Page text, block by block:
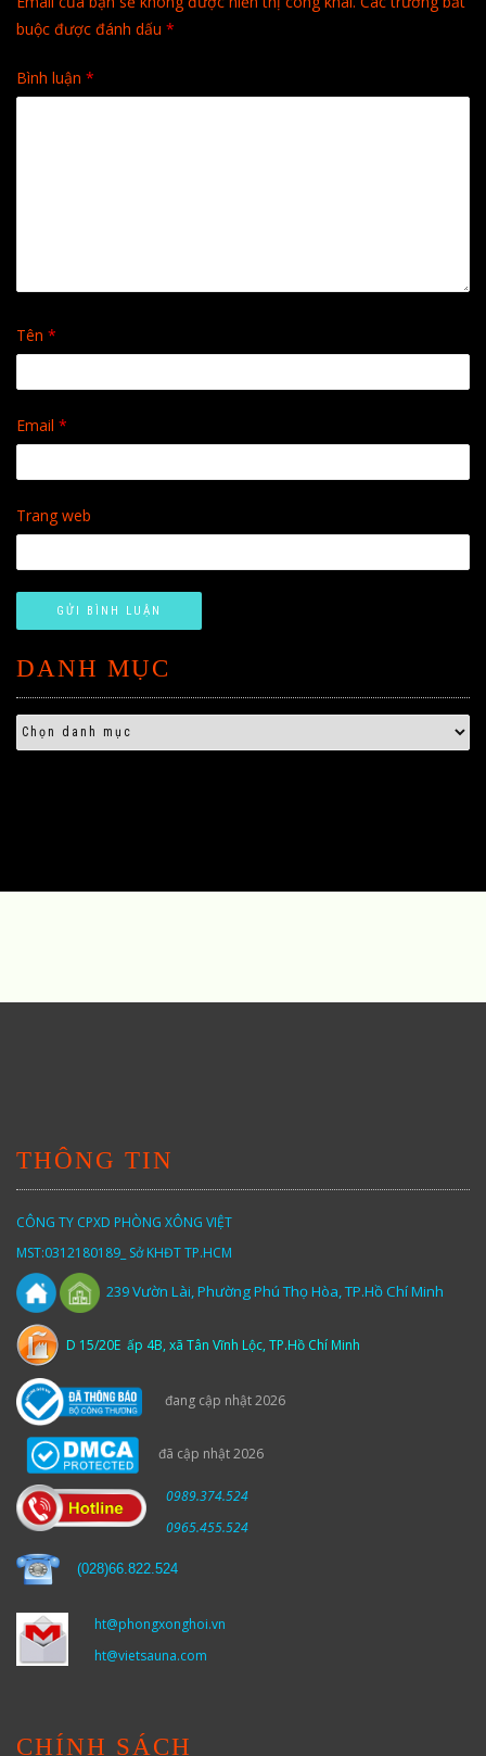
buộc được đánh dấu *
Bình luận *
Tên *
Email *
Trang web
DANH MỤC
THÔNG TIN
CÔNG TY CPXD PHÒNG XÔNG VIỆT
MST:0312180189_ Sở KHĐT TP.HCM
239Vườn Lài,Phường Phú Thọ Hòa, TP.Hồ Chí Minh
D 15/20E ấp 4B, xã Tân Vĩnh Lộc, TP.Hồ Chí Minh
đang cập nhật 2026
đã cập nhật 2026
0989.374.524
0965.455.524
(028)66.822.524
ht@phongxonghoi.vn
ht@vietsauna.com
CHÍNH SÁCH